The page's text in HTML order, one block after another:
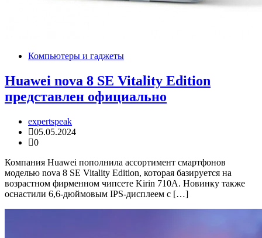
Компьютеры и гаджеты
Huawei nova 8 SE Vitality Edition
представлен официально
expertspeak
05.05.2024
0
Компания Huawei пополнила ассортимент смартфонов
моделью nova 8 SE Vitality Edition, которая базируется на
возрастном фирменном чипсете Kirin 710A. Новинку также
оснастили 6,6-дюймовым IPS-дисплеем с […]